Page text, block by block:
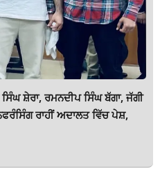
ਸ਼ੇਰਾ, ਰਮਨਦੀਪ ਸਿੰਘ ਬੱਗਾ, ਜੱਗੀ
ਰਾਹੀਂ ਅਦਾਲਤ ਵਿੱਚ ਪੇਸ਼,